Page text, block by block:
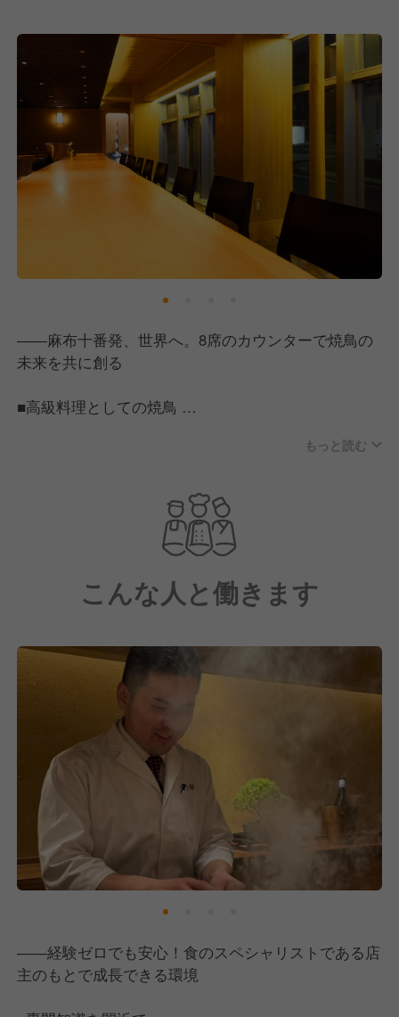
――麻布十番発、世界へ。8席のカウンターで焼鳥の
未来を共に創る
■高級料理としての焼鳥
炭で一串一串、最適な火入れを施すおまかせコースを
定番の塩・タレにとどまらず、スパイスやハーブを取
り入れ、厳選したワインとのペアリングを通じて、現
代的な贅沢をご提案しています。
海外展開も進めており、年1回の海外研修（フランス
など）を通じて、世界基準の食文化やサービスを学べ
もっと読む
こんな人と働きます
――経験ゼロでも安心！食のスペシャリストである店
主のもとで成長できる環境